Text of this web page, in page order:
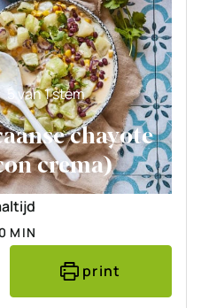
5van 1 stem
chayote
crema)
MINUTEN
MIN
print